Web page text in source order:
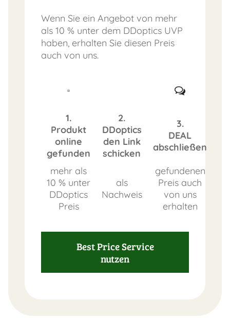
Wenn Sie ein Angebot von mehr
als 10 % unter dem DDoptics UVP
haben, erhalten Sie diesen Preis
auch von uns.
1.
Produkt
online
gefunden
2.
DDoptics
den Link
schicken
3.
DEAL
abschließen
mehr als
10 % unter
DDoptics
Preis
als
Nachweis
gefundenen
Preis auch
von uns
erhalten
Best Price Service
nutzen